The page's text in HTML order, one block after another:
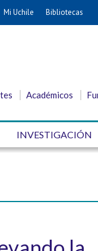
Mi Uchile Bibliotecas
Académicos
INVESTIGACIÓN